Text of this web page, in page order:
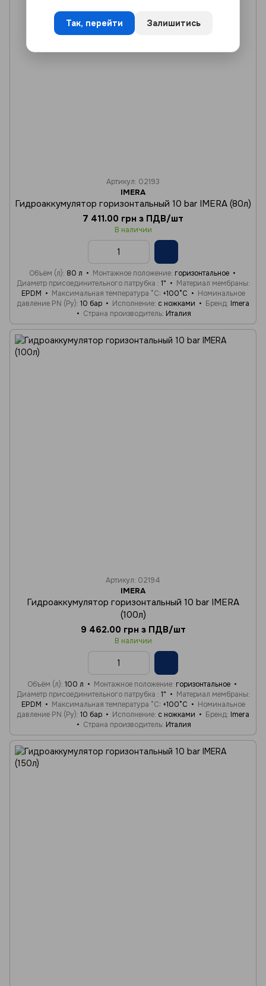
Артикул: 02193
IMERA
Гидроаккумулятор горизонтальный 10 bar IMERA (80л)
7 411.00 грн з ПДВ/шт
В наличии
Объём (л) 80 л Монтажное положение горизонтальное
Диаметр присоединительного патрубка
1"
Материал мембраны
EPDM
Максимальная температура °C +100°C
Номинальное
давление PN (Ру) 10 бар Исполнение с ножками Бренд Imera
Страна производитель Италия
Артикул: 02194
IMERA
Гидроаккумулятор горизонтальный 10 bar IMERA
(100л)
9 462.00 грн з ПДВ/шт
В наличии
Объём (л) 100 л Монтажное положение горизонтальное
Диаметр присоединительного патрубка
1"
Материал мембраны
EPDM
Максимальная температура °C +100°C
Номинальное
давление PN (Ру) 10 бар Исполнение с ножками Бренд Imera
Страна производитель Италия
Так, перейти Залишитись